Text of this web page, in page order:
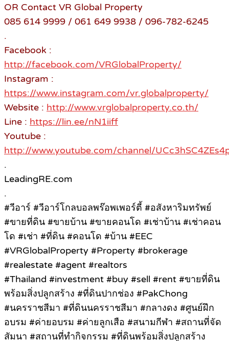
OR Contact VR Global Property
085 614 9999 / 061 649 9938 / 096-782-6245
.
Facebook :
http://facebook.com/VRGlobalProperty/
Instagram :
https://www.instagram.com/vr.globalproperty/
Website : http://www.vrglobalproperty.co.th/
Line : https://lin.ee/nN1iiff
Youtube :
http://www.youtube.com/channel/
.
LeadingRE.com
.
#วีอาร์ #วีอาร์โกลบอลพร๊อพเพอร์ตี้ #อสังหาริมทรัพย์
#ขายที่ดิน #ขายบ้าน #ขายคอนโด #เช่าบ้าน #เช่าคอน
โด #เช่า #ที่ดิน #คอนโด #บ้าน #EEC
#VRGlobalProperty #Property #brokerage
#realestate #agent #realtors
#Thailand #investment #buy #sell #rent #ขายที่ดิน
พร้อมสิ่งปลูกสร้าง #ที่ดินปากช่อง #PakChong
#นครราชสีมา #ที่ดินนครราชสีมา #กลางดง #ศูนย์ฝึก
อบรม #ค่ายอบรม #ค่ายลูกเสือ #สนามกีฬา #สถานที่จัด
สัมนา #สถานที่ทำกิจกรรม #ที่ดินพร้อมสิ่งปลูกสร้าง